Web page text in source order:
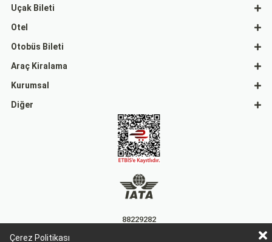
Çerez Politikası
Uçak Bileti
Otel
Otobüs Bileti
Araç Kiralama
Kurumsal
Diğer
88229282